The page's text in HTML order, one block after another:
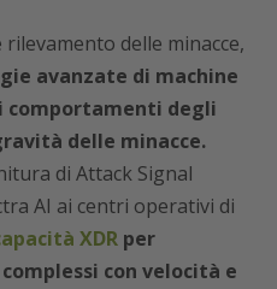
delle minacce,
avanzate di machine
comportamenti degli
delle minacce.
di Attack Signal
AI ai centri operativi di
XDR per
con velocità e